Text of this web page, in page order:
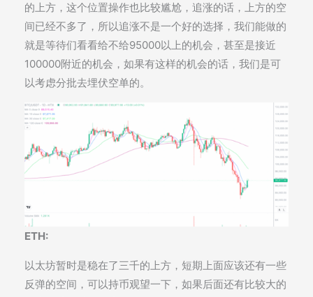
的上方，这个位置操作也比较尴尬，追涨的话，上方的空
间已经不多了，所以追涨不是一个好的选择，我们能做的
就是等待们看看给不给95000以上的机会，甚至是接近
100000附近的机会，如果有这样的机会的话，我们是可
以考虑分批去埋伏空单的。
ETH:
以太坊暂时是稳在了三千的上方，短期上面应该还有一些
反弹的空间，可以持币观望一下，如果后面还有比较大的